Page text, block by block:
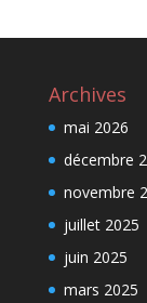
Archives
mai 2026
décembre
novembre
juillet 2025
juin 2025
mars 2025